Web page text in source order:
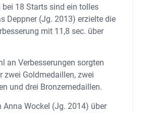
bei 18 Starts sind ein tolles
Deppner (Jg. 2013) erzielte die
mit 11,8 sec. über
an Verbesserungen sorgten
zwei Goldmedaillen, zwei
und drei Bronzemedaillen.
Anna Wockel (Jg. 2014) über